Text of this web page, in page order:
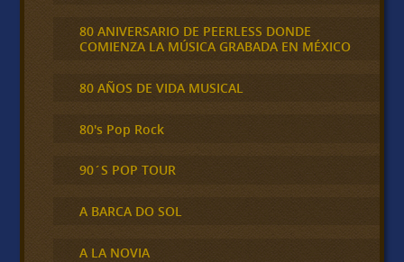
80 ANIVERSARIO DE PEERLESS DONDE
COMIENZA LA MÚSICA GRABADA EN MÉXICO
80 AÑOS DE VIDA MUSICAL
80's Pop Rock
90´S POP TOUR
A BARCA DO SOL
A LA NOVIA